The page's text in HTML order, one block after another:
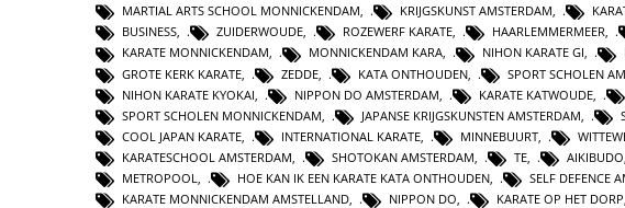
MARTIAL ARTS SCHOOL MONNICKENDAM, KRIJGSKUNST AMSTERDAM,
BUSINESS, ZUIDERWOUDE, ROZEWERF KARATE, HAARLEMMERMEER,
KARATE MONNICKENDAM, MONNICKENDAM KARA, NIHON KARATE GI,
GROTE KERK KARATE
ZEDDE KATA ONTHOUDEN SPORT SCHOLEN
NIHON KARATE KYOKAI
NIPPON DO AMSTERDAM KARATE KATWOUDE
SPORT SCHOLEN MONNICKENDAM
JAPANSE KRIJGSKUNSTEN AMSTERDAM
COOL JAPAN KARATE
INTERNATIONAL KARATE MINNEBUURT
KARATESCHOOL AMSTERDAM
SHOTOKAN AMSTERDAM TE AIKIBUDO
METROPOOL
HOE KAN IK EEN KARATE KATA ONTHOUDEN SELF DEFENCE
KARATE MONNICKENDAM AMSTELLAND
NIPPON DO KARATE OP HET DORP